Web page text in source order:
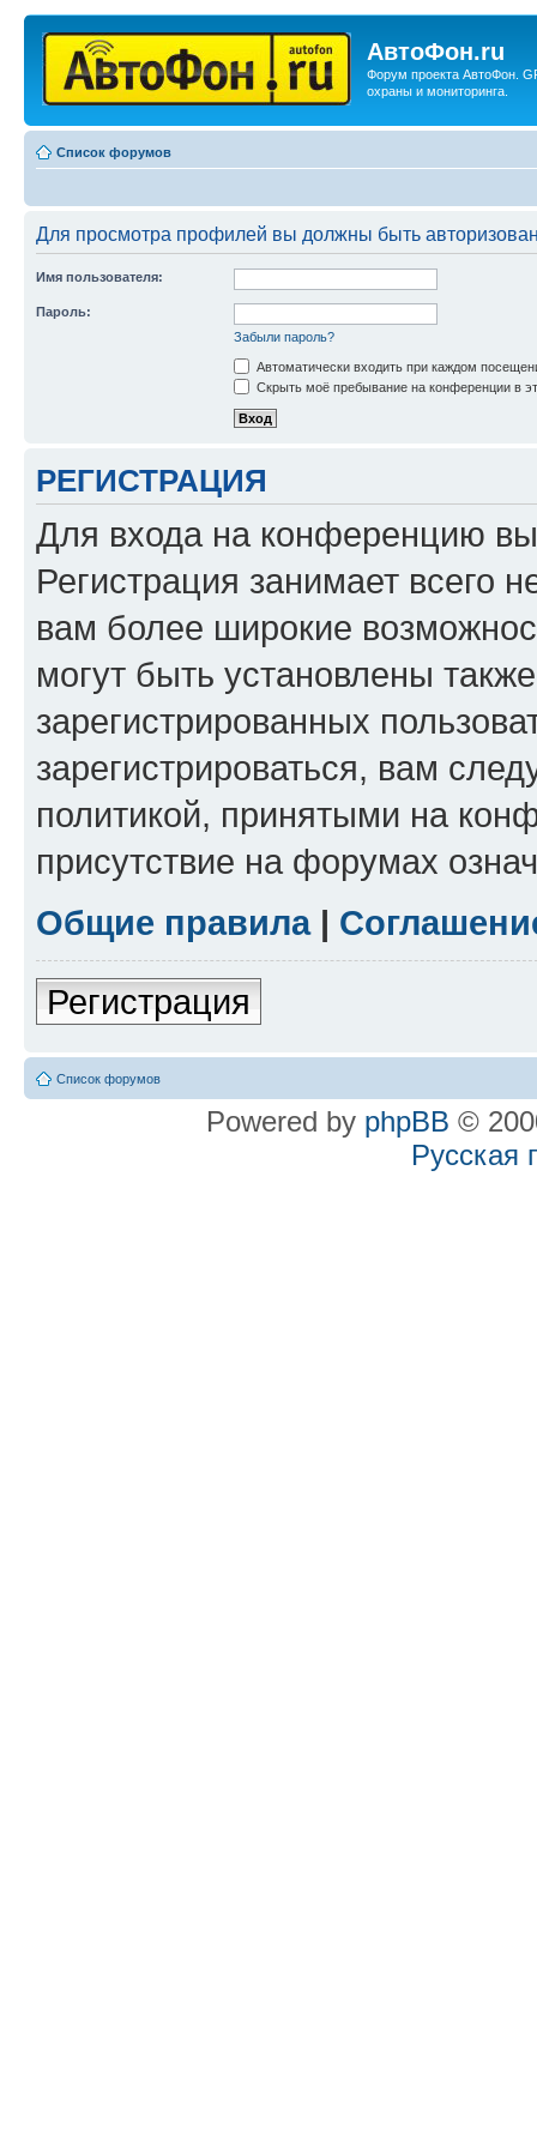
АвтоФон.ru
Форум проекта АвтоФон.
охраны и мониторинга.
Список форумов
Для просмотра профилей вы должны быть
Имя пользователя:
Пароль:
Забыли пароль?
Автоматически входить при каждом
Скрыть моё пребывание на конференции в
РЕГИСТРАЦИЯ
Для входа на конференцию
Регистрация занимает всего
вам более широкие
могут быть установлены
зарегистрированных
зарегистрироваться, вам
политикой, принятыми на
присутствие на форумах
Общие правила|
Регистрация
Список форумов
Powered by phpBB ©
Русская